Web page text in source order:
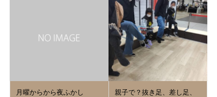
月曜からから夜ふかし
親子で？抜き足、差し足、